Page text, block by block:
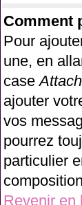
Comment
Pour
une, en
case
ajouter
vos
pourrez
particulier
Revenir en